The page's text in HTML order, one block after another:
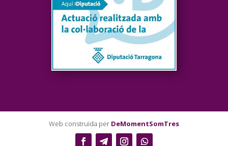
Web construïda per DeMomentSomTres